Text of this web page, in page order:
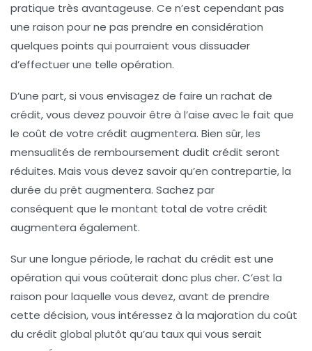
pratique très avantageuse. Ce n’est cependant pas
une raison pour ne pas prendre en considération
quelques points qui pourraient vous dissuader
d’effectuer une telle opération.
D’une part, si vous envisagez de faire un rachat de
crédit, vous devez pouvoir être à l’aise avec le fait que
le coût de votre crédit augmentera. Bien sûr, les
mensualités de remboursement dudit crédit seront
réduites. Mais vous devez savoir qu’en contrepartie, la
durée du prêt augmentera. Sachez par
conséquent que le montant total de votre crédit
augmentera également.
Sur une longue période, le rachat du crédit est une
opération qui vous coûterait donc plus cher. C’est la
raison pour laquelle vous devez, avant de prendre
cette décision, vous intéressez à la majoration du coût
du crédit global plutôt qu’au taux qui vous serait